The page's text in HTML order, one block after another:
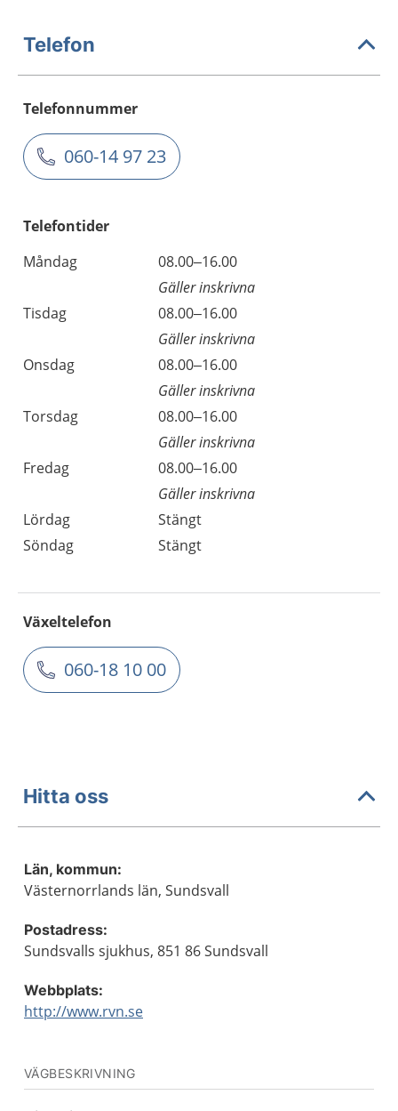
Telefon
Telefonnummer
060-14 97 23
Telefontider
Måndag
08.00–16.00
Gäller inskrivna
Tisdag
08.00–16.00
Gäller inskrivna
Onsdag
08.00–16.00
Gäller inskrivna
Torsdag
08.00–16.00
Gäller inskrivna
Fredag
08.00–16.00
Gäller inskrivna
Lördag
Stängt
Söndag
Stängt
Växeltelefon
060-18 10 00
Hitta oss
Län, kommun:
Västernorrlands län, Sundsvall
Postadress:
Sundsvalls sjukhus, 851 86 Sundsvall
Webbplats:
http://www.rvn.se
VÄGBESKRIVNING